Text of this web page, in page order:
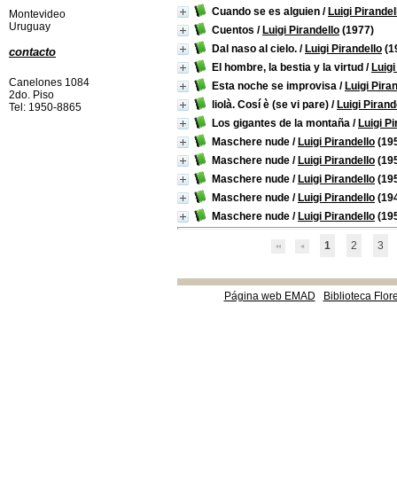
Cuando se es alguien / Luigi
Cuentos / Luigi Pirandello (1977)
Dal naso al cielo. / Luigi Pirandello
El hombre, la bestia y la virtud /
Esta noche se improvisa / Luigi
liolà. Cosí è (se vi pare) / Luigi
Los gigantes de la montaña / Luigi
Maschere nude / Luigi Pirandello
Maschere nude / Luigi Pirandello
Maschere nude / Luigi Pirandello
Maschere nude / Luigi Pirandello
Maschere nude / Luigi Pirandello
1 2 3
Página web EMAD Biblioteca
Montevideo
Uruguay
contacto
Canelones 1084
2do. Piso
Tel: 1950-8865